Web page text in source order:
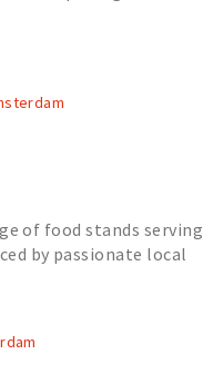
of food stands serving
by passionate local